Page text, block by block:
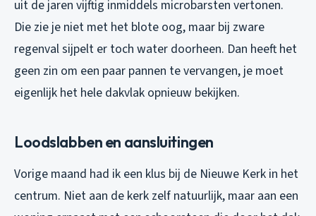
uit de jaren vijftig inmiddels microbarsten vertonen.
Die zie je niet met het blote oog, maar bij zware
regenval sijpelt er toch water doorheen. Dan heeft het
geen zin om een paar pannen te vervangen, je moet
eigenlijk het hele dakvlak opnieuw bekijken.
Loodslabben en aansluitingen
Vorige maand had ik een klus bij de Nieuwe Kerk in het
centrum. Niet aan de kerk zelf natuurlijk, maar aan een